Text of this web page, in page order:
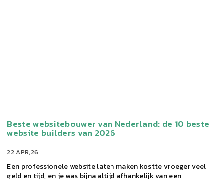
22 APR,26
Een professionele website laten maken kostte vroeger veel
geld en tijd, en je was bijna altijd afhankelijk van een
Beste websitebouwer van Nederland: de 10 beste
website builders van 2026